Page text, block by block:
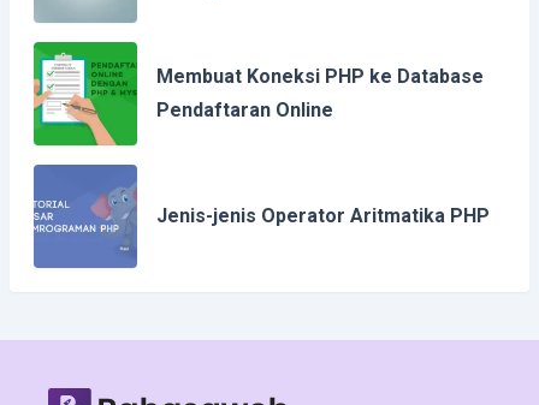
Membuat Koneksi PHP ke Database
Pendaftaran Online
Jenis-jenis Operator Aritmatika PHP